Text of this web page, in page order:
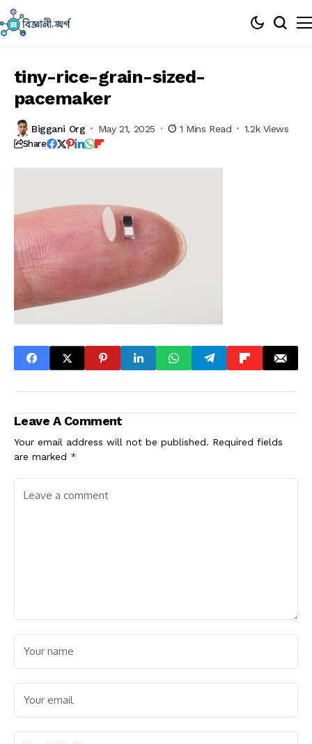
tiny-rice-grain-sized-
pacemaker
Biggani Org May 21, 2025 1 Mins Read 1.2k Views
Share
Leave A Comment
Your email address will not be published. Required fields
are marked *